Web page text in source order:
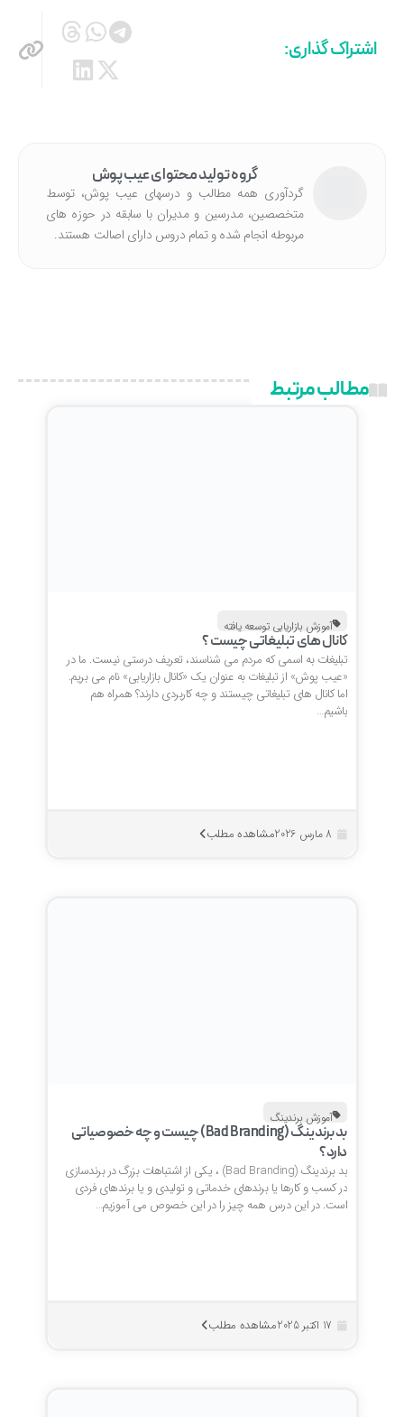
اشتراک گذاری:
گروه تولید محتوای عیب پوش
گردآوری همه مطالب و درسهای عیب پوش، توسط
متخصصین، مدرسین و مدیران با سابقه در حوزه های
مربوطه انجام شده‌ و تمام دروس دارای اصالت هستند.
مطالب مرتبط
آموزش بازاریابی توسعه یافته
کانال های تبلیغاتی چیست ؟
تبلیغات به اسمی که مردم می شناسند، تعریف درستی نیست. ما در
«عیب پوش» از تبلیغات به عنوان یک «کانال بازاریابی» نام می بریم.
اما کانال های تبلیغاتی چیستند و چه کاربردی دارند؟ همراه هم
باشیم…
مشاهده مطلب
آموزش برندینگ
بد برندینگ (Bad Branding) چیست و چه خصوصیاتی
دارد؟
بد برندینگ (Bad Branding) ، یکی از اشتباهات بزرگ در برندسازی
در کسب و کارها یا برندهای خدماتی و تولیدی و یا برندهای فردی
است. در این درس همه چیز را در این خصوص می آموزیم…
مشاهده مطلب